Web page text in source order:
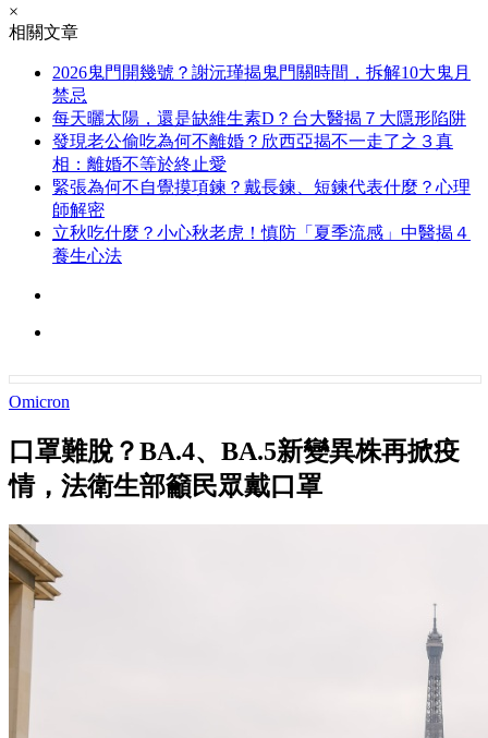
×
相關文章
2026鬼門開幾號？謝沅瑾揭鬼門關時間，拆解10大鬼月
禁忌
每天曬太陽，還是缺維生素D？台大醫揭７大隱形陷阱
發現老公偷吃為何不離婚？欣西亞揭不一走了之３真
相：離婚不等於終止愛
緊張為何不自覺摸項鍊？戴長鍊、短鍊代表什麼？心理
師解密
立秋吃什麼？小心秋老虎！慎防「夏季流感」中醫揭４
養生心法
Omicron
口罩難脫？BA.4、BA.5新變異株再掀疫
情，法衛生部籲民眾戴口罩